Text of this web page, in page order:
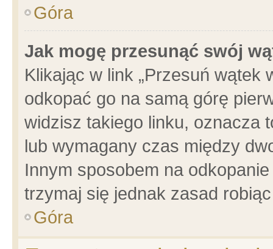
Góra
Jak mogę przesunąć swój
Klikając w link „Przesuń wątek
odkopać go na samą górę
widzisz takiego linku, oznacza
lub wymagany czas między
Innym sposobem na
trzymaj się jednak zasad
Góra